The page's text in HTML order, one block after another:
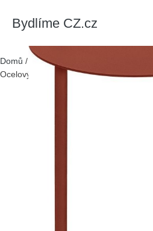
Bydlíme CZ.cz
Domů / Produkty > Nábytek > Stoly a
Ocelový kulatý odkládací stolek 41x40